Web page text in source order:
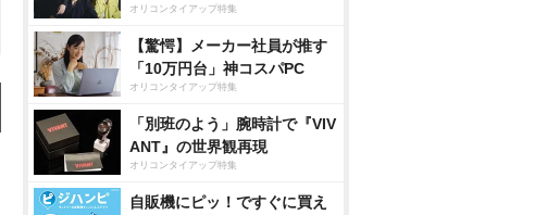
オリコンタイアップ特集
【驚愕】メーカー社員が推す
「10万円台」神コスパPC
オリコンタイアップ特集
「別班のよう」腕時計で『VIV
ANT』の世界観再現
オリコンタイアップ特集
自販機にピッ！ですぐに買え